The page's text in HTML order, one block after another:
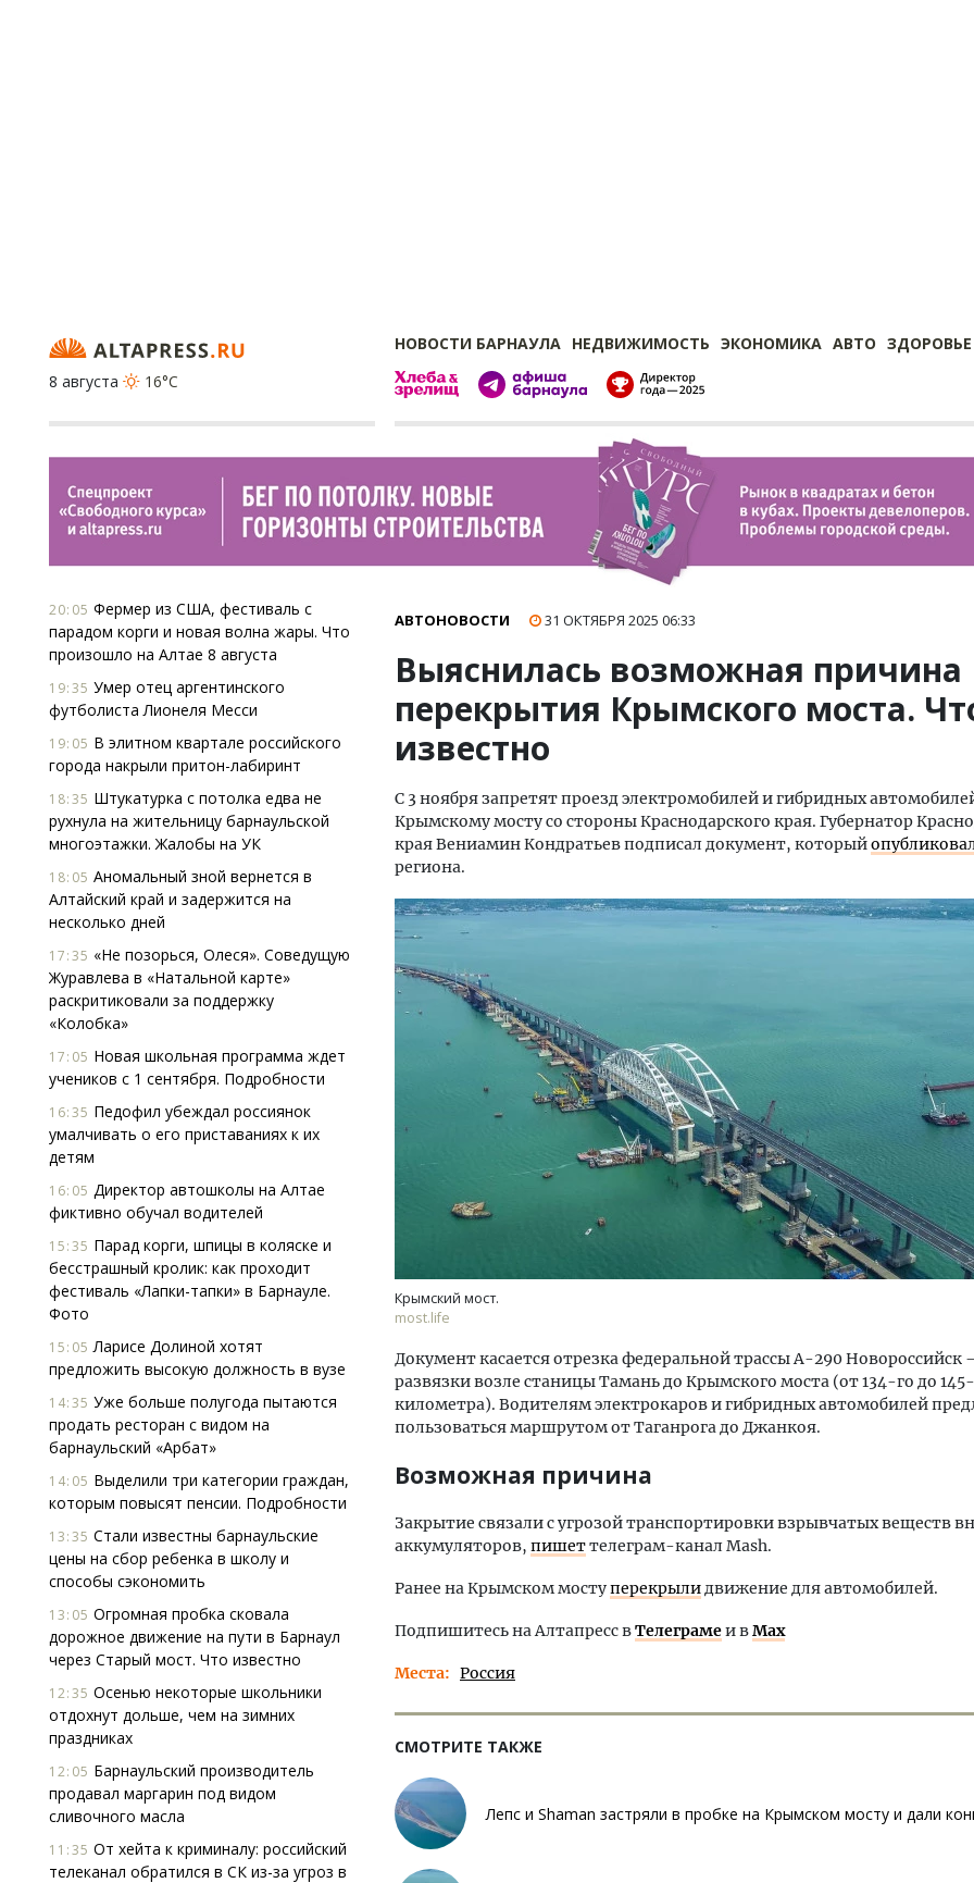
НОВОСТИ БАРНАУЛА НЕДВИЖИМОСТЬ ЭКОНОМИКА АВТО ЗДОРОВЬЕ
8 августа
16°C
20:05 Фермер из США, фестиваль с
парадом корги и новая волна жары. Что
произошло на Алтае 8 августа
19:35 Умер отец аргентинского
футболиста Лионеля Месси
19:05 В элитном квартале российского
города накрыли притон-лабиринт
18:35 Штукатурка с потолка едва не
рухнула на жительницу барнаульской
многоэтажки. Жалобы на УК
18:05 Аномальный зной вернется в
Алтайский край и задержится на
несколько дней
17:35 «Не позорься, Олеся». Соведущую
Журавлева в «Натальной карте»
раскритиковали за поддержку
«Колобка»
17:05 Новая школьная программа ждет
учеников с 1 сентября. Подробности
16:35 Педофил убеждал россиянок
умалчивать о его приставаниях к их
детям
16:05 Директор автошколы на Алтае
фиктивно обучал водителей
15:35 Парад корги, шпицы в коляске и
бесстрашный кролик: как проходит
фестиваль «Лапки-тапки» в Барнауле.
Фото
15:05 Ларисе Долиной хотят
предложить высокую должность в вузе
14:35 Уже больше полугода пытаются
продать ресторан с видом на
барнаульский «Арбат»
14:05 Выделили три категории граждан,
которым повысят пенсии. Подробности
13:35 Стали известны барнаульские
цены на сбор ребенка в школу и
способы сэкономить
13:05 Огромная пробка сковала
дорожное движение на пути в Барнаул
через Старый мост. Что известно
12:35 Осенью некоторые школьники
отдохнут дольше, чем на зимних
праздниках
12:05 Барнаульский производитель
продавал маргарин под видом
сливочного масла
11:35 От хейта к криминалу: российский
телеканал обратился в СК из-за угроз в
АВТОНОВОСТИ 31 ОКТЯБРЯ 2025 06:33
Выяснилась возможная причина
перекрытия Крымского моста.
известно
С 3 ноября запретят проезд электромобилей и гибридных
Крымскому мосту со стороны Краснодарского края. Губернатор
края Вениамин Кондратьев подписал документ, который
региона.
Крымский мост.
most.life
Документ касается отрезка федеральной трассы А-290 Новороссийск
развязки возле станицы Тамань до Крымского моста (от 134-го до
километра). Водителям электрокаров и гибридных автомобилей
пользоваться маршрутом от Таганрога до Джанкоя.
Возможная причина
Закрытие связали с угрозой транспортировки взрывчатых веществ
аккумуляторов, пишеттелеграм-канал Mash.
Ранее на Крымском моступерекрылидвижение для автомобилей.
Подпишитесь на Алтапресс вТелеграмеи вMax
Места Россия
СМОТРИТЕ ТАКЖЕ
Лепс и Shaman застряли в пробке на Крымском мосту и дали
земли. Мощение крупноформатными
плитами становится новым
стандартом благоустройства
СТРОИТЕЛЬСТВО
Смелость архитектурных идей.
Генеральный директор компании
ЗИАС — об эстетике городов,
трендах в фасадах и развитии рынка
Ищем новые берега.
«Жилищной инициативы»
Гатилов — о том, как
оставаться на плаву,
штормит
СТРОИТЕЛЬСТВО